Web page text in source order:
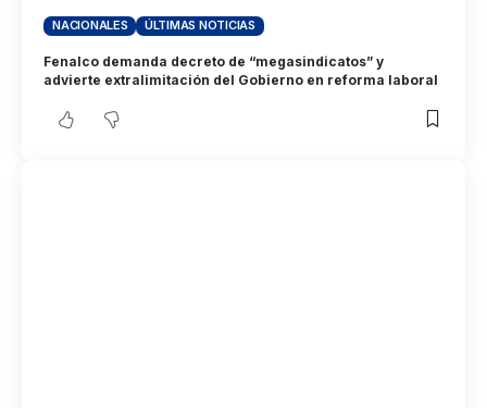
NACIONALES ÚLTIMAS NOTICIAS
Fenalco demanda decreto de “megasindicatos” y
advierte extralimitación del Gobierno en reforma laboral